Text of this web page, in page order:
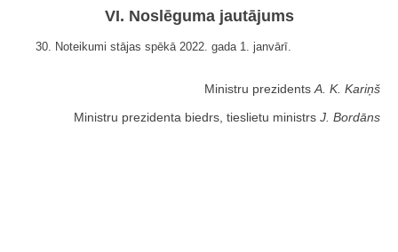
VI. Noslēguma jautājums
30. Noteikumi stājas spēkā 2022. gada 1. janvārī.
Ministru prezidents A. K. Kariņš
Ministru prezidenta biedrs, tieslietu ministrs J. Bordāns